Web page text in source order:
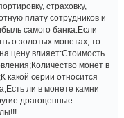
страховку,
плату сотрудников и
самого банка.Если
о золотых монетах, то
цену влияет:Стоимость
монет в
какой серии относится
ли в монете камни
драгоценные